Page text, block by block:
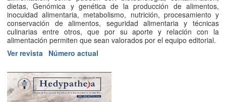
dietas, Genómica y genética de la producción de alimentos,
inocuidad alimentaria, metabolismo, nutrición, procesamiento y
conservación de alimentos, seguridad alimentaria y técnicas
culinarias entre otros, que por su aporte y relación con la
alimentación permiten que sean valorados por el equipo editorial.
Ver revista
Número actual